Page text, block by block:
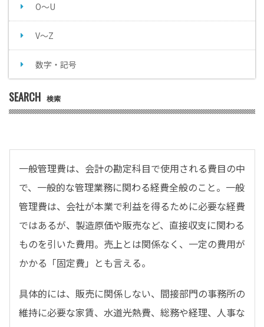
O～U
V～Z
数字・記号
SEARCH 検索
一般管理費は、会計の勘定科目で使用される費目の中
で、一般的な管理業務に関わる経費全般のこと。一般
管理費は、会社が本業で利益を得るために必要な経費
ではあるが、製造原価や販売など、直接収支に関わる
ものを引いた費用。売上とは関係なく、一定の費用が
かかる「固定費」とも言える。
具体的には、販売に関係しない、間接部門の事務所の
維持に必要な家賃、水道光熱費、総務や経理、人事な